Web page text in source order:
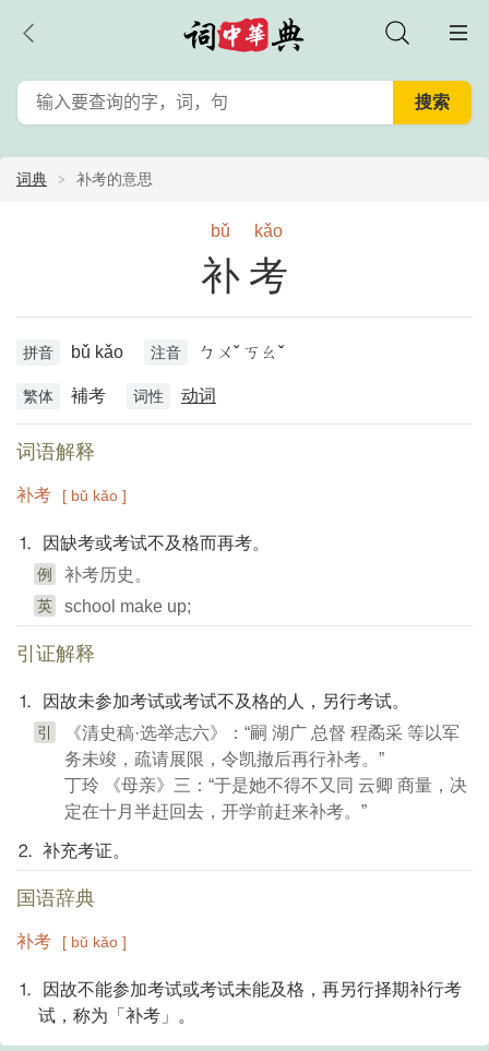
词典 补考的意思
bǔ kǎo
补考
拼音 bǔ kǎo 注音 ㄅㄨˇ ㄎㄠˇ
繁体 補考 词性 动词
词语解释
补考 [ bǔ kǎo ]
⒈ 因缺考或考试不及格而再考。
例 补考历史。
英 school make up;
引证解释
⒈ 因故未参加考试或考试不及格的人，另行考试。
引
《清史稿·选举志六》：“嗣 湖广 总督 程矞采 等以军
务未竣，疏请展限，令凯撤后再行补考。”
丁玲 《母亲》三：“于是她不得不又同 云卿 商量，决
定在十月半赶回去，开学前赶来补考。”
⒉ 补充考证。
国语辞典
补考 [ bǔ kǎo ]
⒈ 因故不能参加考试或考试未能及格，再另行择期补行考
试，称为「补考」。